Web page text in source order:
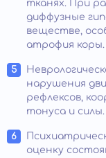
тканях. При
диффузные
веществе,
атрофия коры.
нарушения
рефлексов,
тонуса и силы.
оценку